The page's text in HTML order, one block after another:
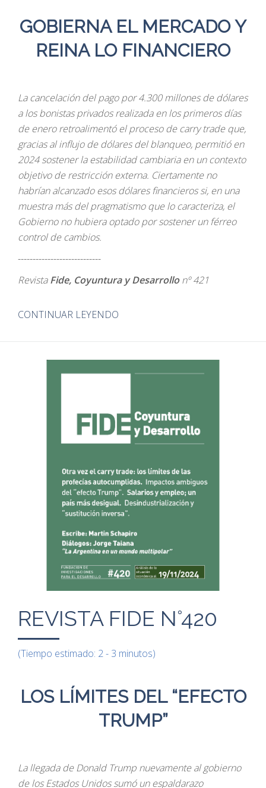
GOBIERNA EL MERCADO Y
REINA LO FINANCIERO
La cancelación del pago por 4.300 millones de dólares
a los bonistas privados realizada en los primeros días
de enero retroalimentó el proceso de carry trade que,
gracias al influjo de dólares del blanqueo, permitió en
2024 sostener la estabilidad cambiaria en un contexto
objetivo de restricción externa. Ciertamente no
habrían alcanzado esos dólares financieros si, en una
muestra más del pragmatismo que lo caracteriza, el
Gobierno no hubiera optado por sostener un férreo
control de cambios.
----------------------------
RevistaFide, Coyuntura y Desarrollonº 421
CONTINUAR LEYENDO
REVISTA FIDE N°420
(Tiempo estimado: 2 - 3 minutos)
LOS LÍMITES DEL “EFECTO
TRUMP”
La llegada de Donald Trump nuevamente al gobierno
de los Estados Unidos sumó un espaldarazo